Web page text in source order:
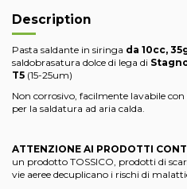
Description
Pasta saldante in siringa da 10cc,
saldobrasatura dolce di lega di
T5 (15-25um)
Non corrosivo, facilmente lavabile
per la saldatura ad aria calda.
ATTENZIONE AI PRODOTTI
un prodotto TOSSICO, prodotti di
vie aeree decuplicano i rischi di